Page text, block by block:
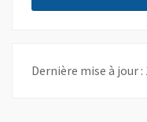
Dernière mise à jour